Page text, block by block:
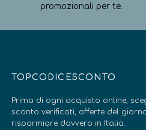
promozionali per te.
TOPCODICESCONTO
Prima di ogni acquisto online,
sconto verificati, offerte del
risparmiare davvero in Italia.